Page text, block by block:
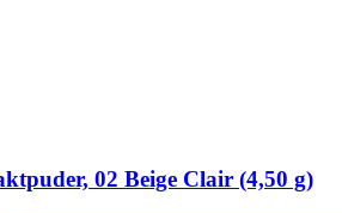
02 Beige Clair (4,50 g)